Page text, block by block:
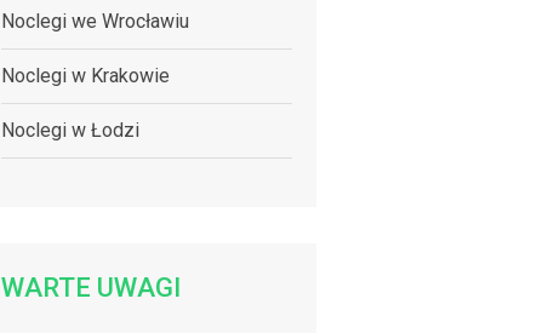
Noclegi we Wrocławiu
Noclegi w Krakowie
Noclegi w Łodzi
WARTE UWAGI